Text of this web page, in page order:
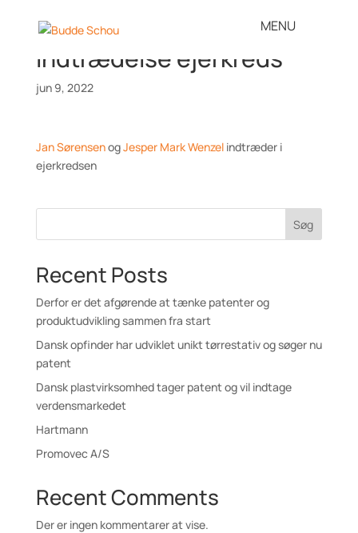
Indtrædelse ejerkreds
jun 9, 2022
Jan SørensenogJesper Mark Wenzelindtræder i
ejerkredsen
Søg
Recent Posts
Derfor er det afgørende at tænke patenter og
produktudvikling sammen fra start
Dansk opfinder har udviklet unikt tørrestativ og søger nu
patent
Dansk plastvirksomhed tager patent og vil indtage
verdensmarkedet
Hartmann
Promovec A/S
Recent Comments
Der er ingen kommentarer at vise.